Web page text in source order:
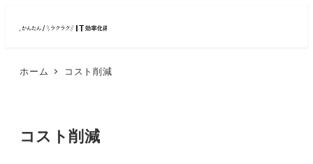
ホーム コスト削減
コスト削減